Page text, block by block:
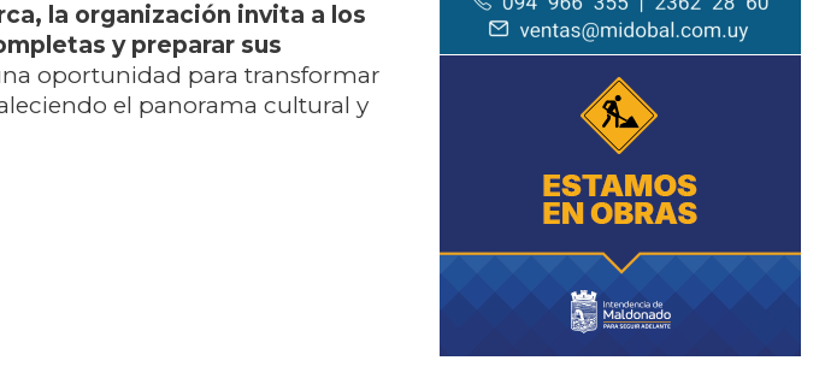
la organización invita a los
y preparar sus
oportunidad para transformar
el panorama cultural y